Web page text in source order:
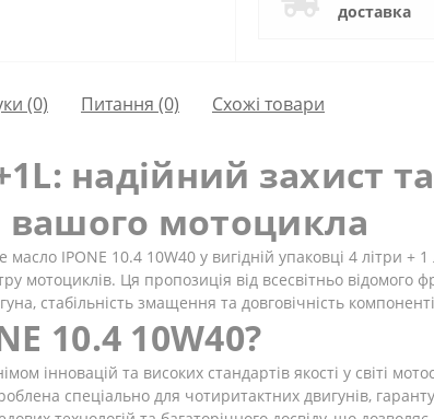
доставка
(0) Питання (0) Схожі товари
надійний захист
вашого мотоцикла
IPONE 10.4 10W40 у вигідній упаковці 4 літри
мотоциклів. Ця пропозиція від всесвітньо
стабільність змащення та довговічність
10.4 10W40?
інновацій та високих стандартів якості у світі
спеціально для чотиритактних двигунів,